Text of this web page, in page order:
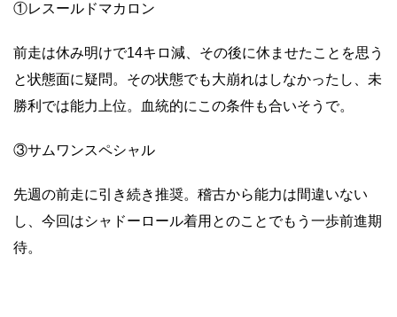
①レスールドマカロン
前走は休み明けで14キロ減、その後に休ませたことを思う
と状態面に疑問。その状態でも大崩れはしなかったし、未
勝利では能力上位。血統的にこの条件も合いそうで。
③サムワンスペシャル
先週の前走に引き続き推奨。稽古から能力は間違いない
し、今回はシャドーロール着用とのことでもう一歩前進期
待。